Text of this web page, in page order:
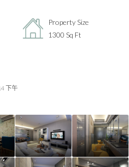
Property Size
1300 Sq Ft
下午